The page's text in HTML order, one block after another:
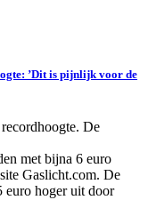
’Dit is pijnlijk voor de
De
met bijna 6 euro
Gaslicht.com. De
euro hoger uit door